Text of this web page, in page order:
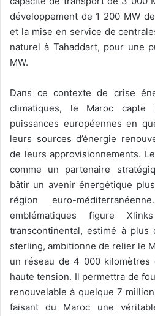
développement de 1 200 MW
et la mise en service de
naturel à Tahaddart, pour une
MW.
Dans ce contexte de crise
climatiques, le Maroc capte
puissances européennes en
leurs sources d’énergie
de leurs approvisionnements.
comme un partenaire
bâtir un avenir énergétique
région euro-
emblématiques figure
transcontinental, estimé à
sterling, ambitionne de relier le
un réseau de 4 000 kilomètres
haute tension. Il permettra de
renouvelable à quelque 7
faisant du Maroc une